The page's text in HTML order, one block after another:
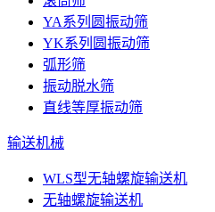
YA系列圆振动筛
YK系列圆振动筛
弧形筛
振动脱水筛
直线等厚振动筛
输送机械
WLS型无轴螺旋输送机
无轴螺旋输送机